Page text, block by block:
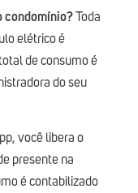
condomínio?Toda
elétrico é
de consumo é
do seu
você libera o
presente na
é contabilizado